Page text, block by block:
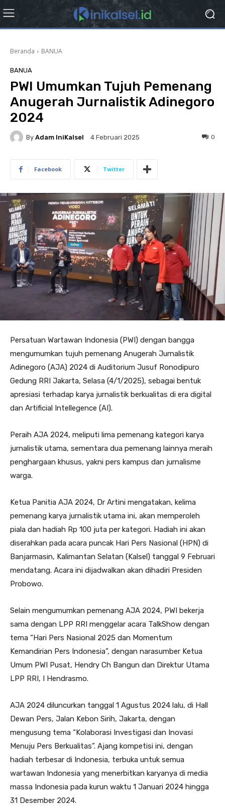
Beranda BANUA
BANUA
PWI Umumkan Tujuh Pemenang
Anugerah Jurnalistik Adinegoro
2024
By Adam IniKalsel 4 Februari 2025 0
Facebook Twitter
Persatuan Wartawan Indonesia (PWI) dengan bangga
mengumumkan tujuh pemenang Anugerah Jurnalistik
Adinegoro (AJA) 2024 di Auditorium Jusuf Ronodipuro
Gedung RRI Jakarta, Selasa (4/1/2025), sebagai bentuk
apresiasi terhadap karya jurnalistik berkualitas di era digital
dan Artificial Intellegence (AI).
Peraih AJA 2024, meliputi lima pemenang kategori karya
jurnalistik utama, sementara dua pemenang lainnya meraih
penghargaan khusus, yakni pers kampus dan jurnalisme
warga.
Ketua Panitia AJA 2024, Dr Artini mengatakan, kelima
pemenang karya jurnalistik utama ini, akan memperoleh
piala dan hadiah Rp 100 juta per kategori. Hadiah ini akan
diserahkan pada acara puncak Hari Pers Nasional (HPN) di
Banjarmasin, Kalimantan Selatan (Kalsel) tanggal 9 Februari
mendatang. Acara ini dijadwalkan akan dihadiri Presiden
Probowo.
Selain mengumumkan pemenang AJA 2024, PWI bekerja
sama dengan LPP RRI menggelar acara TalkShow dengan
tema “Hari Pers Nasional 2025 dan Momentum
Kemandirian Pers Indonesia”, dengan narasumber Ketua
Umum PWI Pusat, Hendry Ch Bangun dan Direktur Utama
LPP RRI, I Hendrasmo.
AJA 2024 diluncurkan tanggal 1 Agustus 2024 lalu, di Hall
Dewan Pers, Jalan Kebon Sirih, Jakarta, dengan
mengusung tema “Kolaborasi Investigasi dan Inovasi
Menuju Pers Berkualitas”. Ajang kompetisi ini, dengan
hadiah terbesar di Indonesia, terbuka untuk semua
wartawan Indonesia yang menerbitkan karyanya di media
massa Indonesia pada kurun waktu 1 Januari 2024 hingga
31 Desember 2024.